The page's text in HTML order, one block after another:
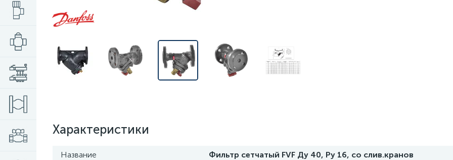
Характеристики
Название
Фильтр сетчатый FVF Ду 40, Ру 16, со слив.кранов